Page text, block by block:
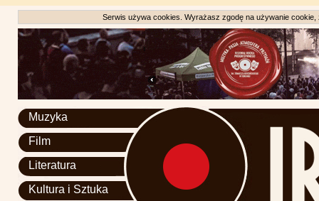
Serwis używa cookies. Wyrażasz zgodę na używanie
Muzyka
Film
Literatura
Kultura i Sztuka